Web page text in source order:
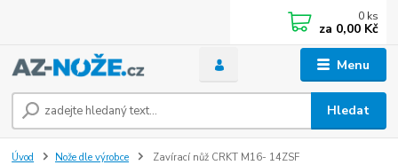
Menu
Hledat
0 ks
za 0,00 Kč
Úvod Nože dle výrobce Zavírací nůž CRKT M16- 14ZSF